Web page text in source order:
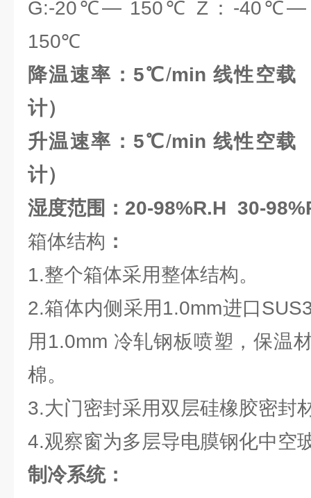
G:-20℃— 150℃ Z：-
150℃
降温速率：5℃/min线性空载
计）
升温速率：5℃/min线性空载
计）
湿度范围：20-98%R.H 30-
箱体结构 ：
1.整个箱体采用整体结构。
2.箱体内侧采用1.0mm进口
用1.0mm 冷轧钢板喷塑，保温
棉。
3.大门密封采用双层硅橡胶密封
4.观察窗为多层导电膜钢化中空
制冷系统：